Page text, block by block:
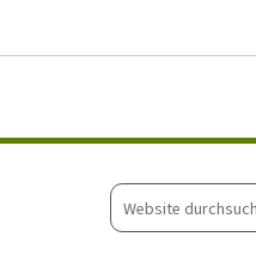
Website
durchsuchen